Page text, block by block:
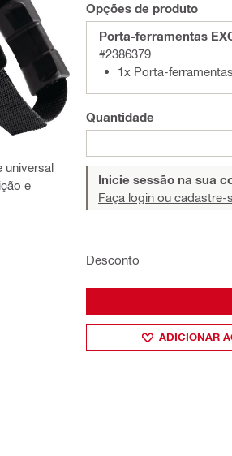
universal
e
Opções de produto
Porta-ferramentas
#2386379
1x Porta-
Quantidade
Inicie sessão na sua
Faça login ou cadastre-
Desconto
ADICIONAR